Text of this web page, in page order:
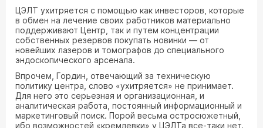
ЦЭЛТ ухитряется с помощью как инвесторов, которые
в обмен на лечение своих работников материально
поддерживают Центр, так и путем концентрации
собственных резервов покупать новинки — от
новейших лазеров и томографов до специального
эндоскопического арсенала.
Впрочем, Гордин, отвечающий за техническую
политику центра, слово «ухитряется» не принимает.
Для него это серьезная и организационная, и
аналитическая работа, постоянный информационный и
маркетинговый поиск. Порой весьма остросюжетный,
ибо возможностей «кремлевки» у ЦЭЛТа все-таки нет.